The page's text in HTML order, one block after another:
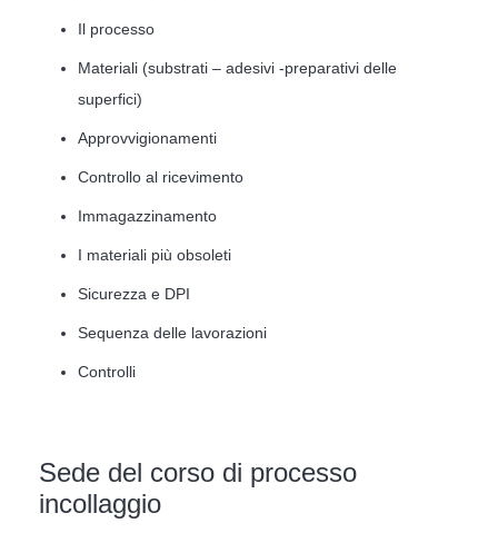
Il processo
Materiali (substrati – adesivi -preparativi delle
superfici)
Approvvigionamenti
Controllo al ricevimento
Immagazzinamento
I materiali più obsoleti
Sicurezza e DPI
Sequenza delle lavorazioni
Controlli
Sede del corso di processo
incollaggio